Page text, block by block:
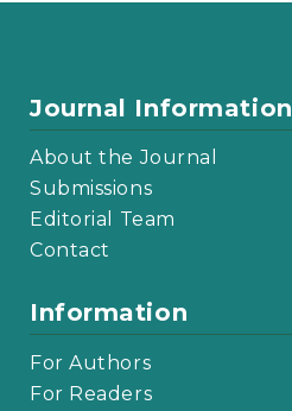
Journal Information
About the Journal
Submissions
Editorial Team
Contact
Information
For Authors
For Readers